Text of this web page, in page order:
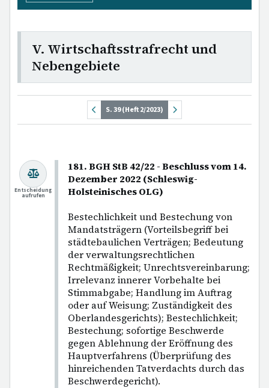
V. Wirtschaftsstrafrecht und
Nebengebiete
S. 39 (Heft 2/2023)
181. BGH StB 42/22 - Beschluss vom 14.
Dezember 2022 (Schleswig-
Holsteinisches OLG)
Bestechlichkeit und Bestechung von
Mandatsträgern (Vorteilsbegriff bei
städtebaulichen Verträgen; Bedeutung
der verwaltungsrechtlichen
Rechtmäßigkeit; Unrechtsvereinbarung;
Irrelevanz innerer Vorbehalte bei
Stimmabgabe; Handlung im Auftrag
oder auf Weisung; Zuständigkeit des
Oberlandesgerichts); Bestechlichkeit;
Bestechung; sofortige Beschwerde
gegen Ablehnung der Eröffnung des
Hauptverfahrens (Überprüfung des
hinreichenden Tatverdachts durch das
Beschwerdegericht).
Entscheidung
aufrufen